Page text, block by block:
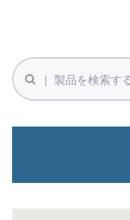
事業内容
経営理念と行動規範
株主の皆様へ
IRライブラリー
財務ハイライト